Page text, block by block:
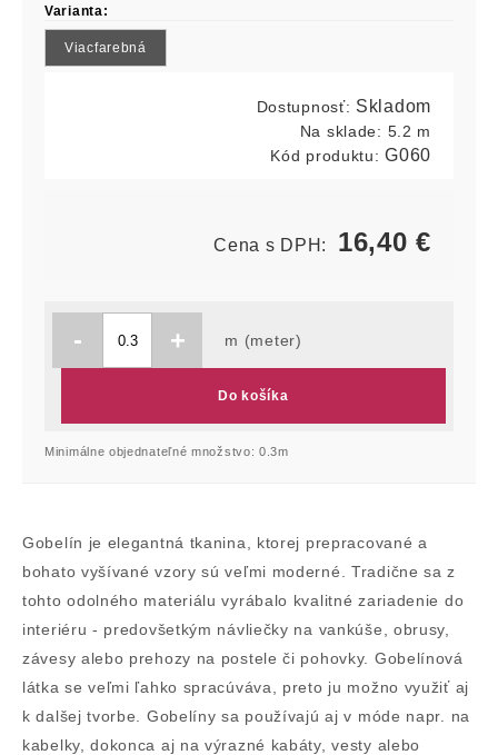
Varianta:
Viacfarebná
Dostupnosť: Skladom
Na sklade: 5.2 m
Kód produktu:G060
Cena s DPH: 16,40€
- + m (meter)
Do košíka
Minimálne objednateľné množstvo: 0.3m
Gobelín je elegantná tkanina, ktorej prepracované a
bohato vyšívané vzory sú veľmi moderné. Tradične sa z
tohto odolného materiálu vyrábalo kvalitné zariadenie do
interiéru - predovšetkým návliečky na vankúše, obrusy,
závesy alebo prehozy na postele či pohovky. Gobelínová
látka se veľmi ľahko spracúváva, preto ju možno využiť aj
k dalšej tvorbe. Gobelíny sa používajú aj v móde napr. na
kabelky, dokonca aj na výrazné kabáty, vesty alebo